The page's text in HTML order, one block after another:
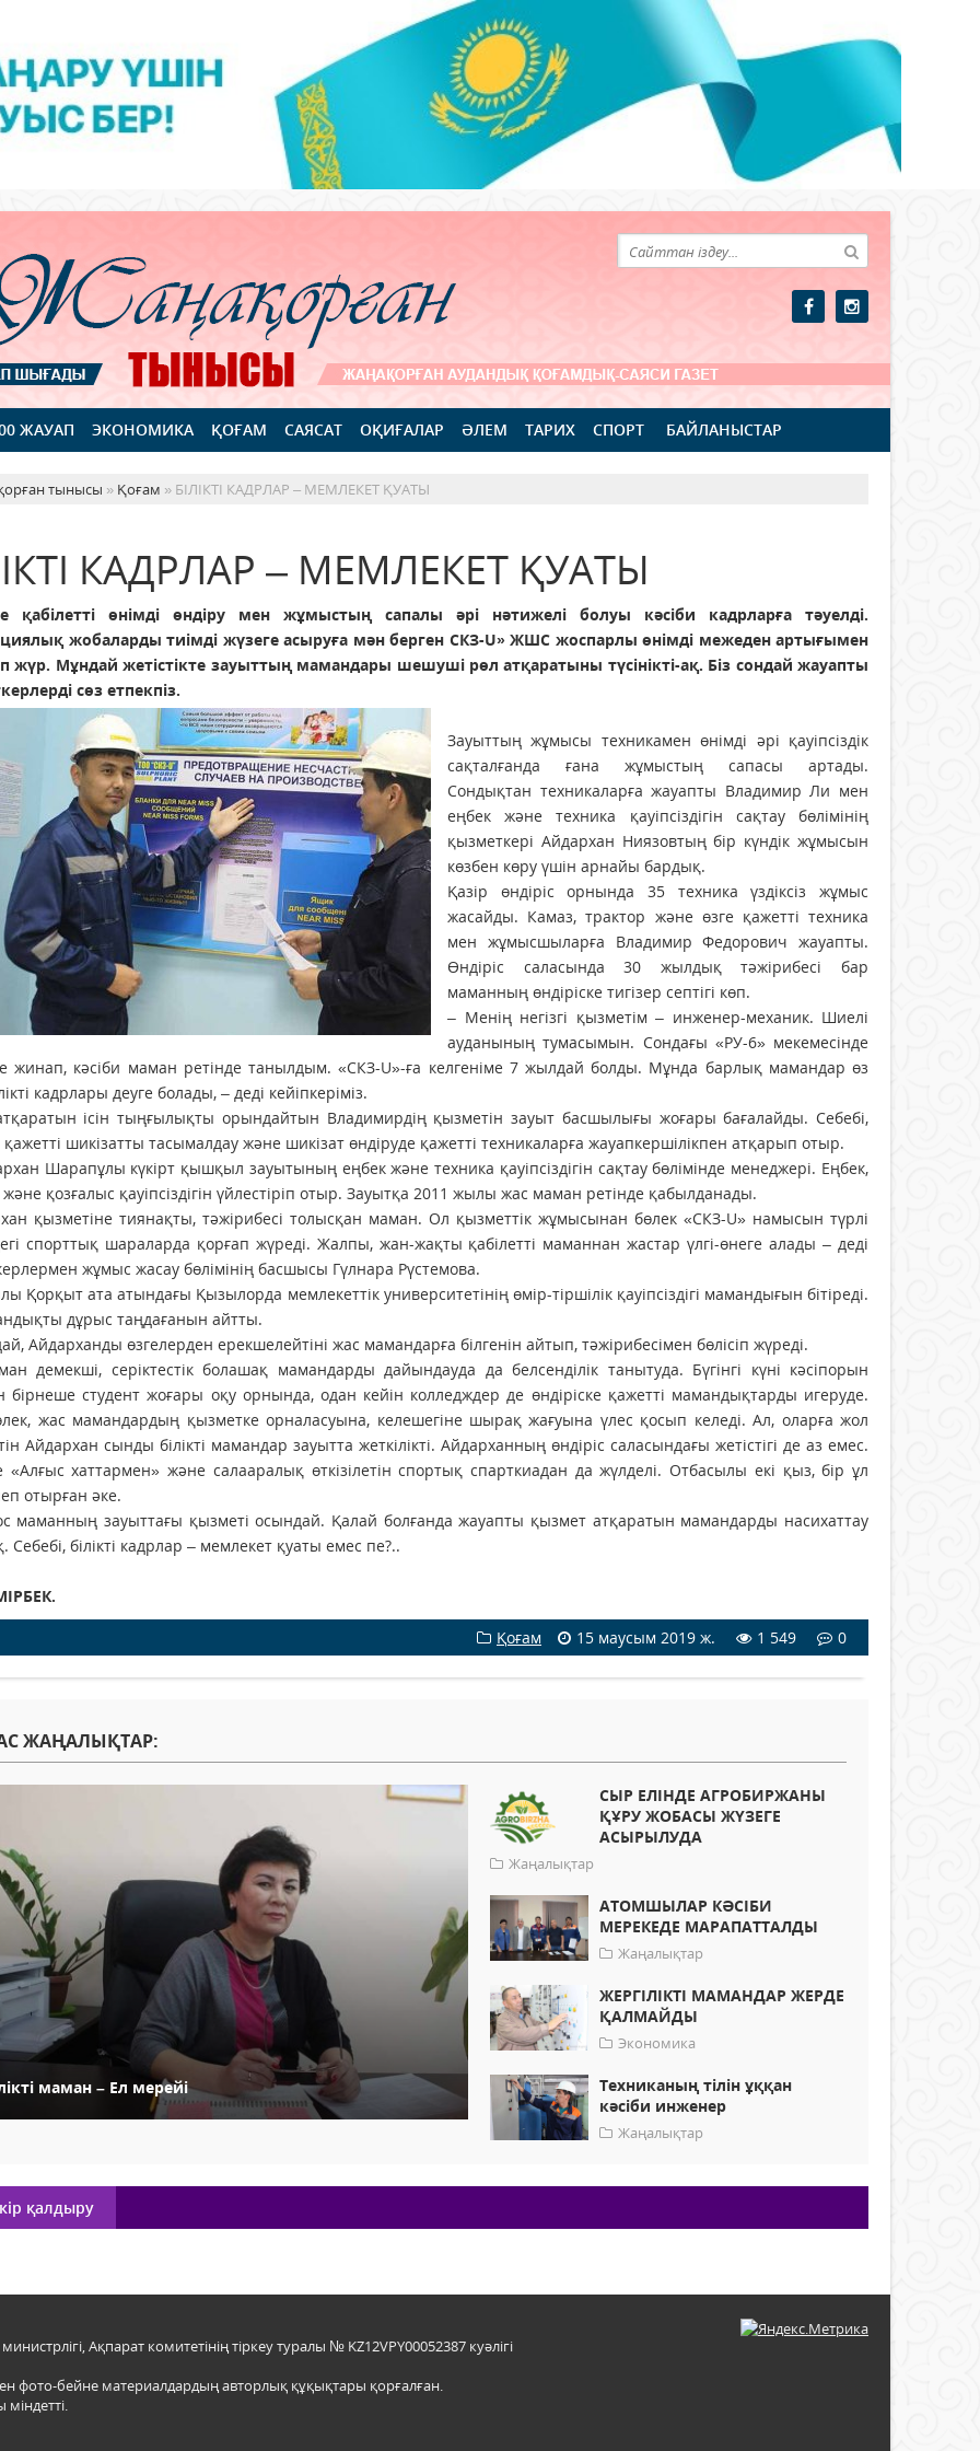
ЖАУАП ЭКОНОМИКА ҚОҒАМ САЯСАТ ОҚИҒАЛАР ӘЛЕМ ТАРИХ СПОРТ БАЙЛАНЫСТАР
тынысы » Қоғам » БІЛІКТІ КАДРЛАР – МЕМЛЕКЕТ ҚУАТЫ
КАДРЛАР – МЕМЛЕКЕТ ҚУАТЫ
қабілетті өнімді өндіру мен жұмыстың сапалы әрі нәтижелі болуы кәсіби кадрларға тәуелді.
жобаларды тиімді жүзеге асыруға мән берген СКЗ-U» ЖШС жоспарлы өнімді межеден артығымен
жүр. Мұндай жетістікте зауыттың мамандары шешуші рөл атқаратыны түсінікті-ақ. Біз сондай жауапты
сөз етпекпіз.
Зауыттың жұмысы техникамен өнімді әрі қауіпсіздік
сақталғанда ғана жұмыстың сапасы артады.
Сондықтан техникаларға жауапты Владимир Ли мен
еңбек және техника қауіпсіздігін сақтау бөлімінің
қызметкері Айдархан Ниязовтың бір күндік жұмысын
көзбен көру үшін арнайы бардық.
Қазір өндіріс орнында 35 техника үздіксіз жұмыс
жасайды. Камаз, трактор және өзге қажетті техника
мен жұмысшыларға Владимир Федорович жауапты.
Өндіріс саласында 30 жылдық тәжірибесі бар
маманның өндіріске тигізер септігі көп.
– Менің негізгі қызметім – инженер-механик. Шиелі
ауданының тумасымын. Сондағы «РУ-6» мекемесінде
жинап, кәсіби маман ретінде танылдым. «СКЗ-U»-ға келгеніме 7 жылдай болды. Мұнда барлық мамандар өз
кадрлары деуге болады, – деді кейіпкеріміз.
ісін тыңғылықты орындайтын Владимирдің қызметін зауыт басшылығы жоғары бағалайды. Себебі,
шикізатты тасымалдау және шикізат өндіруде қажетті техникаларға жауапкершілікпен атқарып отыр.
Шарапұлы күкірт қышқыл зауытының еңбек және техника қауіпсіздігін сақтау бөлімінде менеджері. Еңбек,
қозғалыс қауіпсіздігін үйлестіріп отыр. Зауытқа 2011 жылы жас маман ретінде қабылданады.
қызметіне тиянақты, тәжірибесі толысқан маман. Ол қызметтік жұмысынан бөлек «СКЗ-U» намысын түрлі
спорттық шараларда қорғап жүреді. Жалпы, жан-жақты қабілетті маманнан жастар үлгі-өнеге алады – деді
жұмыс жасау бөлімінің басшысы Гүлнара Рүстемова.
Қорқыт ата атындағы Қызылорда мемлекеттік университетінің өмір-тіршілік қауіпсіздігі мамандығын бітіреді.
дұрыс таңдағанын айтты.
Айдарханды өзгелерден ерекшелейтіні жас мамандарға білгенін айтып, тәжірибесімен бөлісіп жүреді.
демекші, серіктестік болашақ мамандарды дайындауда да белсенділік танытуда. Бүгінгі күні кәсіпорын
бірнеше студент жоғары оқу орнында, одан кейін колледждер де өндіріске қажетті мамандықтарды игеруде.
жас мамандардың қызметке орналасуына, келешегіне шырақ жағуына үлес қосып келеді. Ал, оларға жол
Айдархан сынды білікті мамандар зауытта жеткілікті. Айдарханның өндіріс саласындағы жетістігі де аз емес.
«Алғыс хаттармен» және салааралық өткізілетін спортық спарткиадан да жүлделі. Отбасылы екі қыз, бір ұл
отырған әке.
маманның зауыттағы қызметі осындай. Қалай болғанда жауапты қызмет атқаратын мамандарды насихаттау
Себебі, білікті кадрлар – мемлекет қуаты емес пе?..
Қоғам
15 маусым 2019 ж. 1 549 0
ЖАҢАЛЫҚТАР:
маман – Ел мерейі
СЫР ЕЛІНДЕ АГРОБИРЖАНЫ
ҚҰРУ ЖОБАСЫ ЖҮЗЕГЕ
АСЫРЫЛУДА
Жаңалықтар
АТОМШЫЛАР КӘСІБИ
МЕРЕКЕДЕ МАРАПАТТАЛДЫ
Жаңалықтар
ЖЕРГІЛІКТІ МАМАНДАР ЖЕРДЕ
ҚАЛМАЙДЫ
Экономика
Техниканың тілін ұққан
кәсіби инженер
Жаңалықтар
қалдыру
Ақпарат комитетінің тіркеу туралы № KZ12VPY00052387 куәлігі
фото-бейне материалдардың авторлық құқықтары қорғалған.